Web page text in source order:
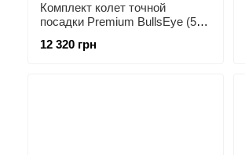
Комплект колет точной
посадки Premium BullsEye (5
стендов HUNTER 20-2757-1
12 320 грн